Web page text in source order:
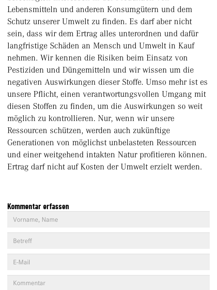
Lebensmitteln und anderen Konsumgütern und dem
Schutz unserer Umwelt zu finden. Es darf aber nicht
sein, dass wir dem Ertrag alles unterordnen und dafür
langfristige Schäden an Mensch und Umwelt in Kauf
nehmen. Wir kennen die Risiken beim Einsatz von
Pestiziden und Düngemitteln und wir wissen um die
negativen Auswirkungen dieser Stoffe. Umso mehr ist es
unsere Pflicht, einen verantwortungsvollen Umgang mit
diesen Stoffen zu finden, um die Auswirkungen so weit
möglich zu kontrollieren. Nur, wenn wir unsere
Ressourcen schützen, werden auch zukünftige
Generationen von möglichst unbelasteten Ressourcen
und einer weitgehend intakten Natur profitieren können.
Ertrag darf nicht auf Kosten der Umwelt erzielt werden.
Kommentar erfassen